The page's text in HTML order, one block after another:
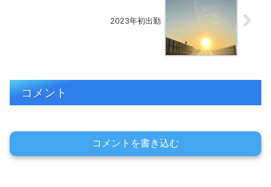
2023年初出勤
コメント
コメントを書き込む